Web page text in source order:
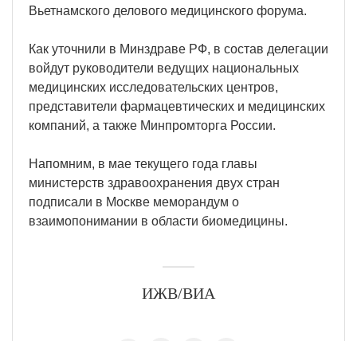
Вьетнамского делового медицинского форума.
Как уточнили в Минздраве РФ, в состав делегации
войдут руководители ведущих национальных
медицинских исследовательских центров,
представители фармацевтических и медицинских
компаний, а также Минпромторга России.
Напомним, в мае текущего года главы
министерств здравоохранения двух стран
подписали в Москве меморандум о
взаимопонимании в области биомедицины.
ИЖВ/ВИА